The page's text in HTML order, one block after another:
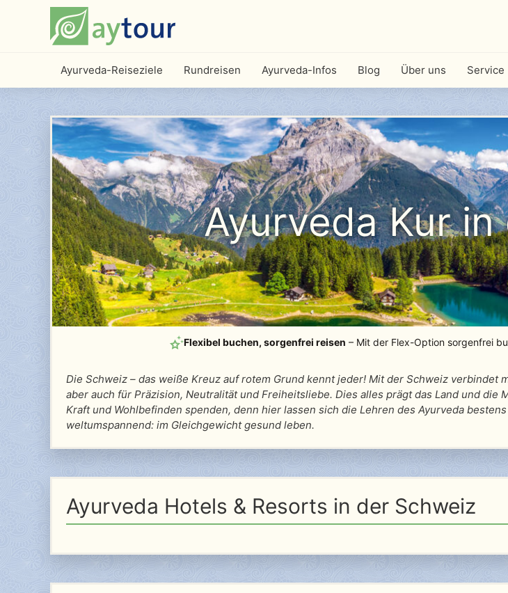
Ayurveda-Reiseziele Rundreisen Ayurveda-Infos Blog Über uns Service
Ayurveda Kur
Flexibel buchen, sorgenfrei reisen – Mit der Flex-Option sorgenfrei
Die Schweiz – das weiße Kreuz auf rotem Grund kennt jeder! Mit der Schweiz verbindet
aber auch für Präzision, Neutralität und Freiheitsliebe. Dies alles prägt das Land und
Kraft und Wohlbefinden spenden, denn hier lassen sich die Lehren des Ayurveda
weltumspannend: im Gleichgewicht gesund leben.
Ayurveda Hotels & Resorts in der Schweiz